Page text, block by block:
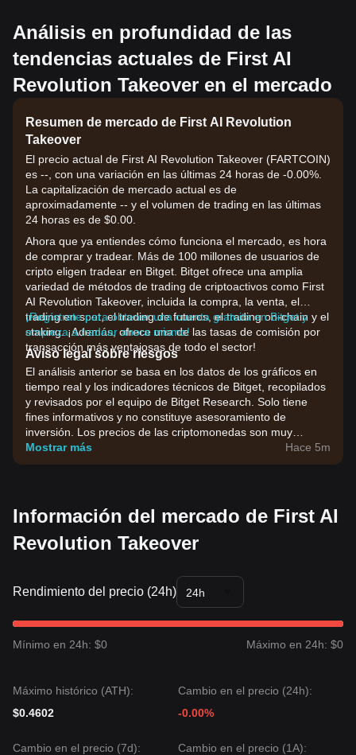
Análisis en profundidad de las
tendencias actuales de First AI
Revolution Takeover en el mercado
Resumen de mercado de First AI Revolution
Takeover
El precio actual de First AI Revolution Takeover (FARTCOIN)
es --, con una variación en las últimas 24 horas de -0.00%.
La capitalización de mercado actual es de
aproximadamente -- y el volumen de trading en las últimas
24 horas es de $0.00.
Ahora que ya entiendes cómo funciona el mercado, es hora
de comprar y tradear. Más de 100 millones de usuarios de
cripto eligen tradear en Bitget. Bitget ofrece una amplia
variedad de métodos de trading de criptoactivos como First
AI Revolution Takeover, incluida la compra, la venta, el
trading en spot, el trading de futuros, el trading on-chain y el
staking. ¡Además, ofrece una de las tasas de comisión por
transacción más ventajosas de todo el sector!
¡Regístrate para obtener una cuenta gratuita en Bitget y
empieza a tradear ahora mismo!
Aviso legal sobre riesgos
El análisis anterior se basa en los datos de los gráficos en
tiempo real y los indicadores técnicos de Bitget, recopilados
y revisados por el equipo de Bitget Research. Solo tiene
fines informativos y no constituye asesoramiento de
inversión. Los precios de las criptomonedas son muy
volátiles. Toma tus decisiones de inversión en función de tu
tolerancia al riesgo.
Mostrar más Hace 5m
Información del mercado de First AI
Revolution Takeover
Rendimiento del precio (24h) 24h
Mínimo en 24h: $0 Máximo en 24h: $0
Máximo histórico (ATH):
$0.4602
Cambio en el precio (24h):
-0.00%
Cambio en el precio (7d):
Cambio en el precio (1A):